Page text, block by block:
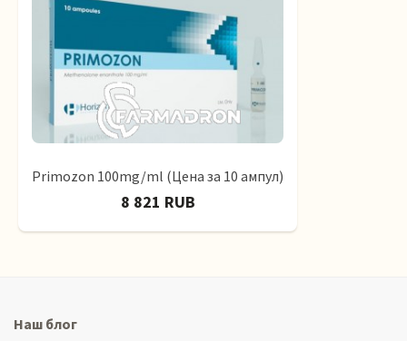
Primozon 100mg/ml (Цена за 10 ампул)
8 821 RUB
Наш блог